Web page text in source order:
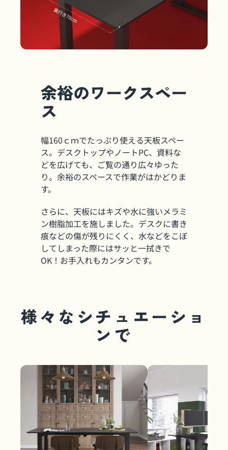
余裕のワークスペー
ス
幅160ｃｍでたっぷり使える天板スペー
ス。デスクトップやノートPC、資料な
どを広げても、ご覧の通り広々ゆった
り。余裕のスペースで作業がはかどりま
す。
さらに、天板にはキズや水に強いメラミ
ン樹脂加工を施しました。デスクに書き
痕などの傷が残りにくく、水などをこぼ
してしまった際にはサッと一拭きで
OK！お手入れもカンタンです。
様々なシチュエーショ
ンで